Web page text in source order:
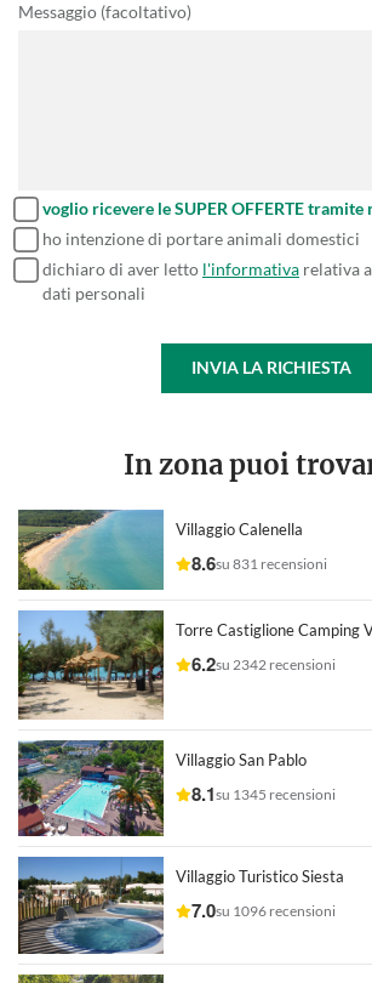
Messaggio (facoltativo)
voglio ricevere le SUPER OFFERTE tramite
ho intenzione di portare animali domestici
dichiaro di aver letto l'informativa relativa
dati personali
INVIA LA RICHIESTA
In zona puoi
Villaggio Calenella
8.6su 831 recensioni
Torre Castiglione Camping
6.2su 2342 recensioni
Villaggio San Pablo
8.1su 1345 recensioni
Villaggio Turistico Siesta
7.0su 1096 recensioni